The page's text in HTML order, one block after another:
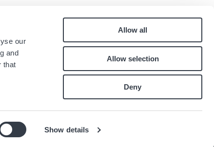
our
and
that
Show details
Allow all
Allow selection
Deny
Pied